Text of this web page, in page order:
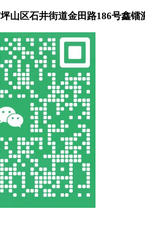
山区石井街道金田路186号鑫镭